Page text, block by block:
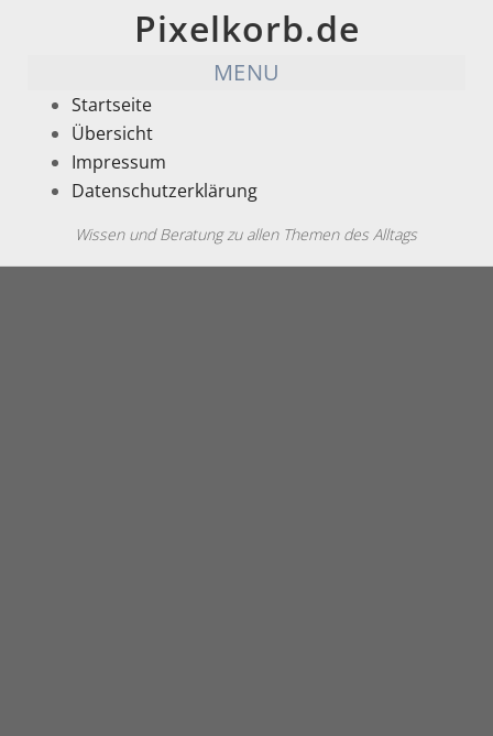
Pixelkorb.de
MENU
Startseite
Übersicht
Impressum
Datenschutzerklärung
Wissen und Beratung zu allen Themen des Alltags